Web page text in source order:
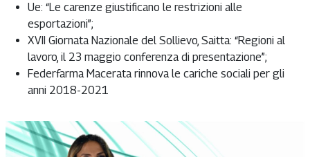
Ue: “Le carenze giustificano le restrizioni alle
esportazioni”;
XVII Giornata Nazionale del Sollievo, Saitta: “Regioni al
lavoro, il 23 maggio conferenza di presentazione”;
Federfarma Macerata rinnova le cariche sociali per gli
anni 2018-2021